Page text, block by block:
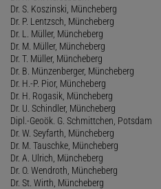
Dr. S. Koszinski, Müncheberg
Dr. P. Lentzsch, Müncheberg
Dr. L. Müller, Müncheberg
Dr. M. Müller, Müncheberg
Dr. T. Müller, Müncheberg
Dr. B. Münzenberger, Müncheberg
Dr. H.-P. Pior, Müncheberg
Dr. H. Rogasik, Müncheberg
Dr. U. Schindler, Müncheberg
Dipl.-Geoök. G. Schmittchen, Potsdam
Dr. W. Seyfarth, Müncheberg
Dr. M. Tauschke, Müncheberg
Dr. A. Ulrich, Müncheberg
Dr. O. Wendroth, Müncheberg
Dr. St. Wirth, Müncheberg